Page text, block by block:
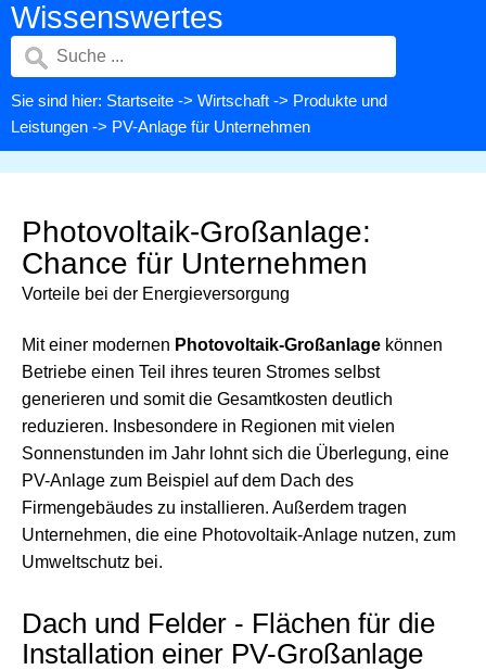
Wissenswertes
Sie sind hier: Startseite -> Wirtschaft -> Produkte und
Leistungen -> PV-Anlage für Unternehmen
Photovoltaik-Großanlage:
Chance für Unternehmen
Vorteile bei der Energieversorgung
Mit einer modernen Photovoltaik-Großanlage können
Betriebe einen Teil ihres teuren Stromes selbst
generieren und somit die Gesamtkosten deutlich
reduzieren. Insbesondere in Regionen mit vielen
Sonnenstunden im Jahr lohnt sich die Überlegung, eine
PV-Anlage zum Beispiel auf dem Dach des
Firmengebäudes zu installieren. Außerdem tragen
Unternehmen, die eine Photovoltaik-Anlage nutzen, zum
Umweltschutz bei.
Dach und Felder - Flächen für die
Installation einer PV-Großanlage